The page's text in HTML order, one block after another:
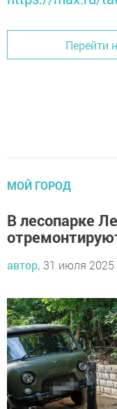
Перейти
МОЙ ГОРОД
В лесопарке
автор, 31 июля 2025